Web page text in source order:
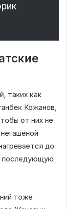
таких как
Кожанов,
от них не
до
последующую
тоже